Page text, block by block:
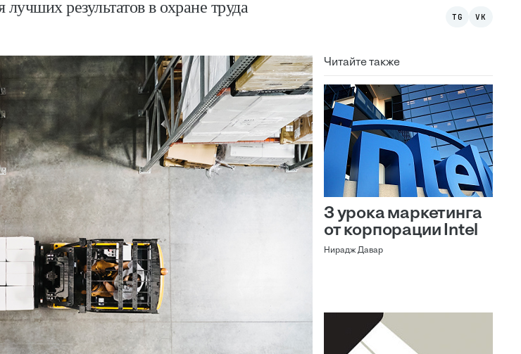
результатов в охране труда
TG VK
Читайте также
3 урока маркетинга
от корпорации Intel
Нирадж Давар